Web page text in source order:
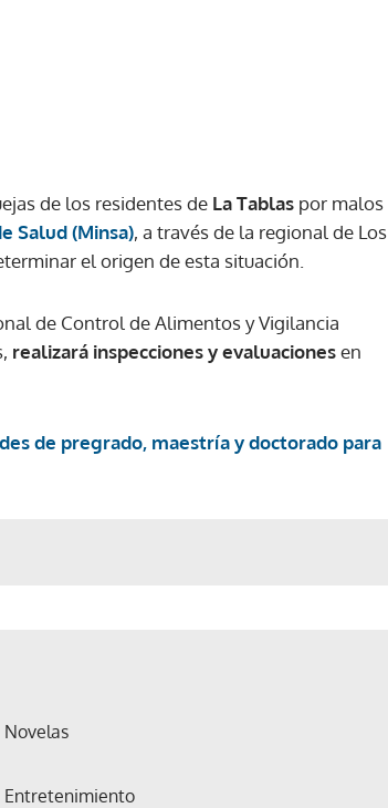
de los residentes de La Tablas por malos
Salud (Minsa), a través de la regional de Los
el origen de esta situación.
de Control de Alimentos y Vigilancia
realizará inspecciones y evaluacionesen
de pregrado, maestría y doctorado para
Novelas
Entretenimiento